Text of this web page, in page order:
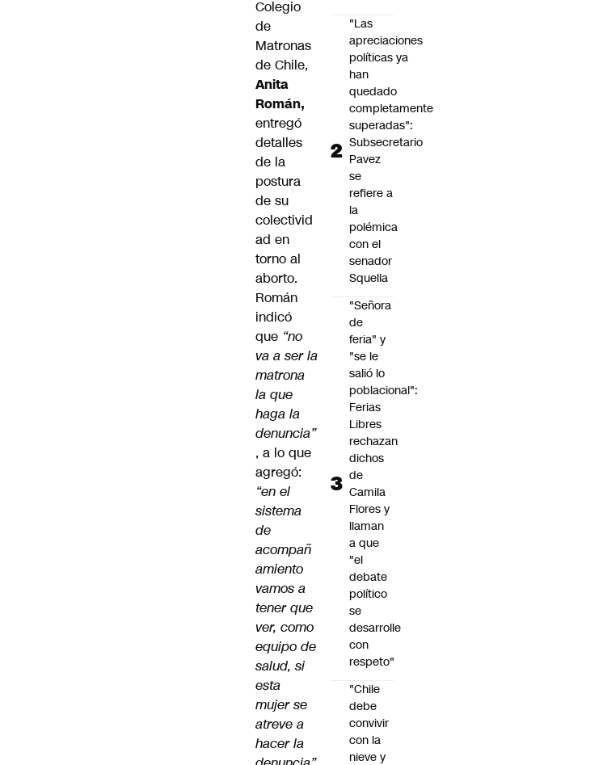
Colegio
de
Matronas
de Chile,
Anita
Román,
entregó
detalles
de la
postura
de su
colectivid
ad en
torno al
aborto.
Román
indicó
que “no
va a ser la
matrona
la que
haga la
denuncia”
, a lo que
agregó:
“en el
sistema
de
acompañ
amiento
vamos a
tener que
ver, como
equipo de
salud, si
esta
mujer se
atreve a
hacer la
"Las
apreciaciones
políticas ya
han
quedado
completamente
superadas":
Subsecretario
Pavez
se
refiere a
la
polémica
con el
senador
Squella
"Señora
de
feria" y
"se le
salió lo
poblacional":
Ferias
Libres
rechazan
dichos
de
Camila
Flores y
llaman
a que
"el
debate
político
se
desarrolle
con
respeto"
"Chile
debe
convivir
con la
nieve y